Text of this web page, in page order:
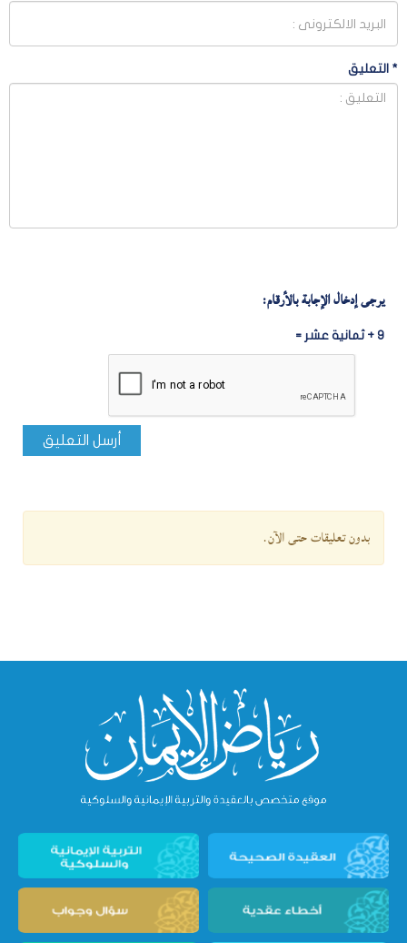
* التعليق
يرجى إدخال الإجابة بالأرقام:
9 + ثمانية عشر =
أرسل التعليق
بدون تعليقات حتى الآن.